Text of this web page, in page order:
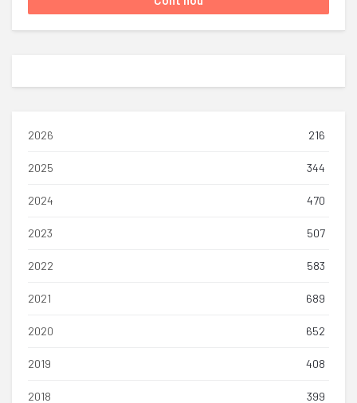
2026 216
2025 344
2024 470
2023 507
2022 583
2021 689
2020 652
2019 408
2018 399